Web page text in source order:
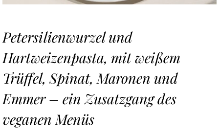
Petersilienwurzel und
Hartweizenpasta, mit weißem
Trüffel, Spinat, Maronen und
Emmer– ein Zusatzgang des
veganen Menüs